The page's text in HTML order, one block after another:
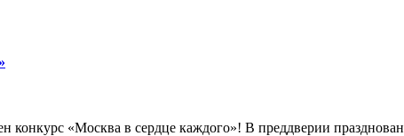
конкурс «Москва в сердце каждого»! В преддверии